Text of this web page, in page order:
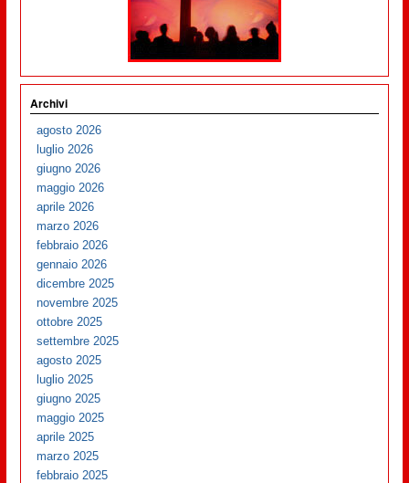
Archivi
agosto 2026
luglio 2026
giugno 2026
maggio 2026
aprile 2026
marzo 2026
febbraio 2026
gennaio 2026
dicembre 2025
novembre 2025
ottobre 2025
settembre 2025
agosto 2025
luglio 2025
giugno 2025
maggio 2025
aprile 2025
marzo 2025
febbraio 2025